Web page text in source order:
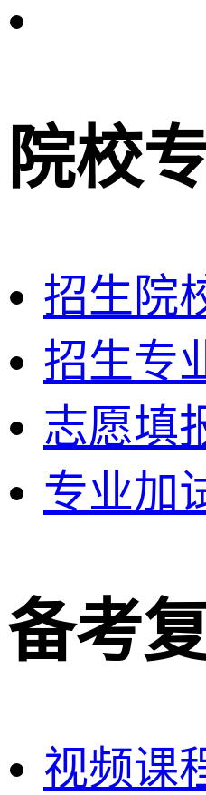
院校
招生院
招生专
志愿填
专业加
备考复
视频课